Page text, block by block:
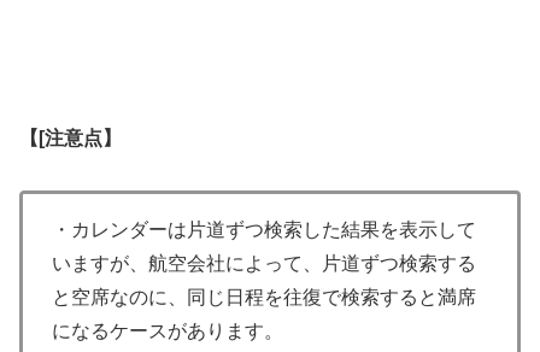
【[注意点】
・カレンダーは片道ずつ検索した結果を表示して
いますが、航空会社によって、片道ずつ検索する
と空席なのに、同じ日程を往復で検索すると満席
になるケースがあります。